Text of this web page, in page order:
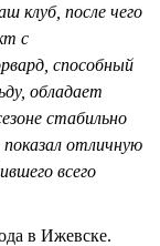
клуб, после чего
с
способный
обладает
стабильно
отличную
всего
в Ижевске.